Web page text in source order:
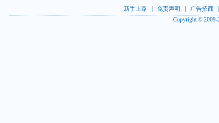
新手上路| 免责声明 广告招商
Copyright ©